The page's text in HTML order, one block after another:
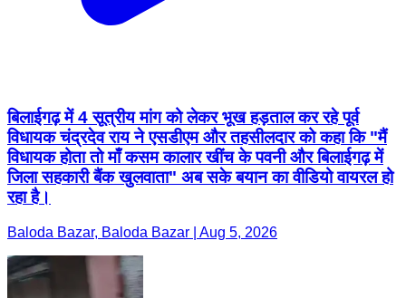
बिलाईगढ़ में 4 सूत्रीय मांग को लेकर भूख हड़ताल कर रहे पूर्व
विधायक चंद्रदेव राय ने एसडीएम और तहसीलदार को कहा कि "मैं
विधायक होता तो माँ कसम कालार खींच के पवनी और बिलाईगढ़ में
जिला सहकारी बैंक खुलवाता" अब सके बयान का वीडियो वायरल हो
रहा है।
Baloda Bazar, Baloda Bazar | Aug 5, 2026